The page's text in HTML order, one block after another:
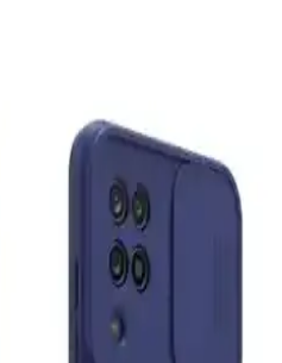
sunar.
ve A9+ Plus İçin Tam
Sunan Kılıf
Plus modelleriyle uyumlu, 360
kılıf, kullanım kolaylığı
Üstü Kulaklık: Yüksek
Kullanım Özellikleri